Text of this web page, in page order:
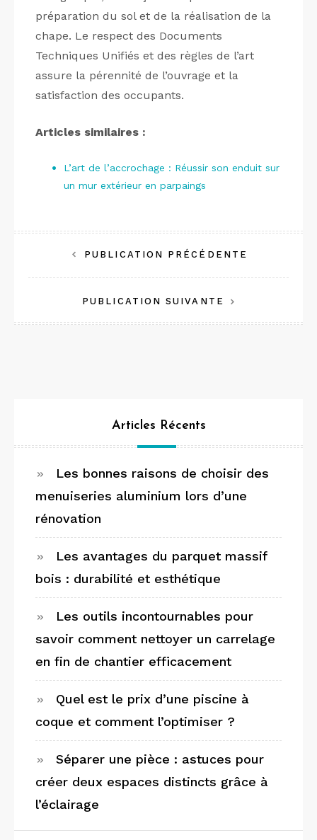
préparation du sol et de la réalisation de la
chape. Le respect des Documents
Techniques Unifiés et des règles de l’art
assure la pérennité de l’ouvrage et la
satisfaction des occupants.
Articles similaires :
L’art de l’accrochage : Réussir son enduit sur
un mur extérieur en parpaings
Navigation
de
l’article
PUBLICATION PRÉCÉDENTE
PUBLICATION SUIVANTE
Articles Récents
Les bonnes raisons de choisir des
menuiseries aluminium lors d’une
rénovation
Les avantages du parquet massif
bois : durabilité et esthétique
Les outils incontournables pour
savoir comment nettoyer un carrelage
en fin de chantier efficacement
Quel est le prix d’une piscine à
coque et comment l’optimiser ?
Séparer une pièce : astuces pour
créer deux espaces distincts grâce à
l’éclairage